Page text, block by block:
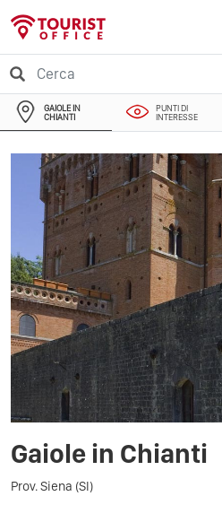
GAIOLE IN
CHIANTI
PUNTI DI
INTERESSE
Gaiole in Chianti
Prov. Siena (SI)